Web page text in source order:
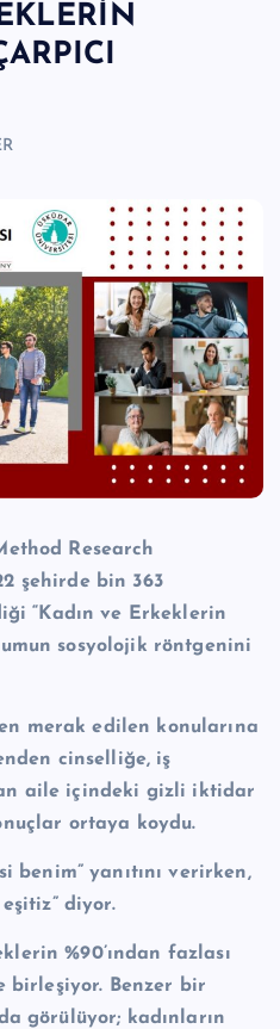
e
g
ü
n
H
a
b
n
M
e
k
e
zi
Research
şehirde bin 363
“Kadın ve Erkeklerin
sosyolojik röntgenini
merak edilen konularına
cinselliğe, iş
aile içindeki gizli iktidar
ortaya koydu.
benim” yanıtını verirken,
eşitiz” diyor.
%90’ından fazlası
birleşiyor. Benzer bir
görülüyor; kadınların